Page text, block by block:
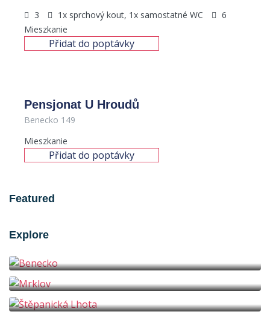
3
1x sprchový kout, 1x samostatné WC
6
Mieszkanie
Přidat do poptávky
Pensjonat U Hroudů
Benecko 149
Mieszkanie
Přidat do poptávky
Featured
Explore